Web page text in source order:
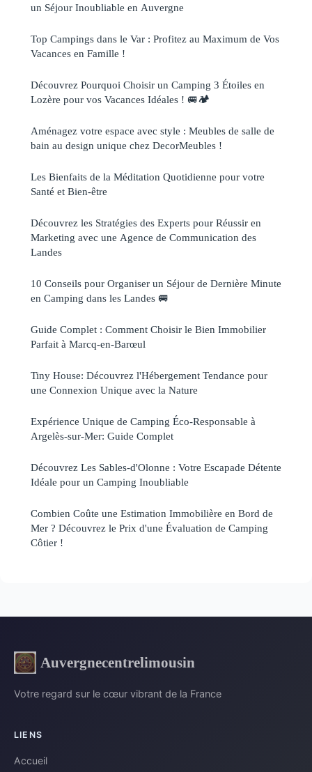
un Séjour Inoubliable en Auvergne
Top Campings dans le Var : Profitez au Maximum de Vos
Vacances en Famille !
Découvrez Pourquoi Choisir un Camping 3 Étoiles en
Lozère pour vos Vacances Idéales ! 🚐🏕️
Aménagez votre espace avec style : Meubles de salle de
bain au design unique chez DecorMeubles !
Les Bienfaits de la Méditation Quotidienne pour votre
Santé et Bien-être
Découvrez les Stratégies des Experts pour Réussir en
Marketing avec une Agence de Communication des
Landes
10 Conseils pour Organiser un Séjour de Dernière Minute
en Camping dans les Landes 🚐
Guide Complet : Comment Choisir le Bien Immobilier
Parfait à Marcq-en-Barœul
Tiny House: Découvrez l'Hébergement Tendance pour
une Connexion Unique avec la Nature
Expérience Unique de Camping Éco-Responsable à
Argelès-sur-Mer: Guide Complet
Découvrez Les Sables-d'Olonne : Votre Escapade Détente
Idéale pour un Camping Inoubliable
Combien Coûte une Estimation Immobilière en Bord de
Mer ? Découvrez le Prix d'une Évaluation de Camping
Côtier !
Auvergnecentrelimousin
Votre regard sur le cœur vibrant de la France
LIENS
Accueil